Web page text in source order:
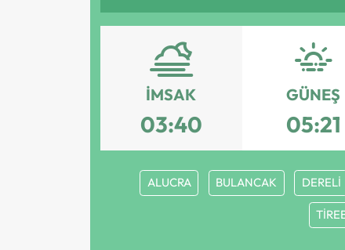
İMSAK
03:40
GÜNEŞ
05:21
ALUCRA BULANCAK DERELİ